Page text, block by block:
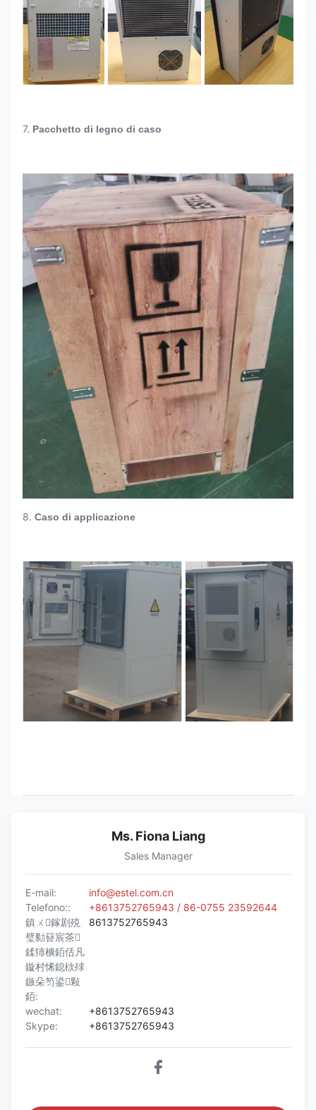
7. Pacchetto di legno di caso
8. Caso di applicazione
Ms. Fiona Liang
Sales Manager
E-mail:
info@estel.com.cn
Telefono::
+8613752765943 / 86-0755 23592644
鎮ㄨ鎵剧殑
璧勬簮宸茶
鍒犻櫎銆佸凡
鏇村悕鎴栨殏
鏃朵笉鍙敤
銆:
8613752765943
wechat:
+8613752765943
Skype:
+8613752765943